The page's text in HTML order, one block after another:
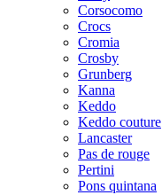
Corsocomo
Crocs
Cromia
Crosby
Grunberg
Kanna
Keddo
Keddo couture
Lancaster
Pas de rouge
Pertini
Pons quintana